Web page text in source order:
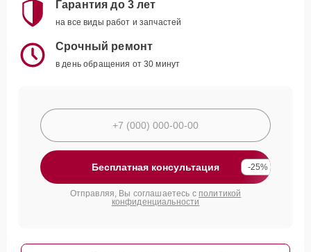
Гарантия до 3 лет
на все виды работ и запчастей
Срочный ремонт
в день обращения от 30 минут
Бесплатная консультация -25%
Отправляя, Вы соглашаетесь с политикой
конфиденциальности